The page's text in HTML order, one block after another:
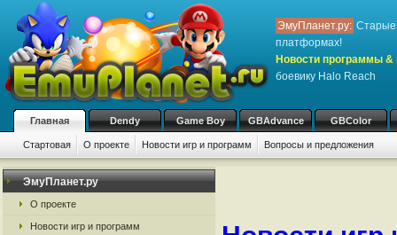
ЭмуПланет.ру: Старые
платформах!
Новости программы &
боевику Halo Reach
Главная Dendy Game Boy GBAdvance GBColor
Стартовая О проекте Новости игр и программ Вопросы и предложения
ЭмуПланет.ру
О проекте
Новости игр и программ